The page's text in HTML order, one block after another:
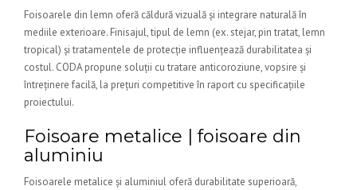
Foisoarele din lemn oferă căldură vizuală și integrare naturală în
mediile exterioare. Finisajul, tipul de lemn (ex. stejar, pin tratat, lemn
tropical) și tratamentele de protecție influențează durabilitatea și
costul. CODA propune soluții cu tratare anticoroziune, vopsire și
întreținere facilă, la prețuri competitive în raport cu specificațiile
proiectului.
Foisoare metalice | foisoare din
aluminiu
Foisoarele metalice și aluminiul oferă durabilitate superioară,